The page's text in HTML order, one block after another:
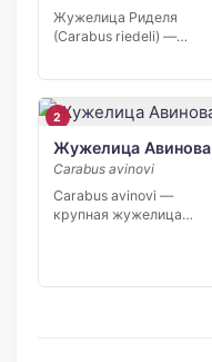
Жужелица Риделя
(Carabus riedeli) —
2
Жужелица Авинова
Carabus avinovi
Carabus avinovi —
крупная жужелица